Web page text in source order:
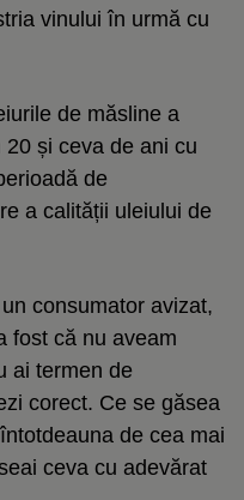
vinului în urmă cu
de măsline a
și ceva de ani cu
de
a calității uleiului de
consumator avizat,
fost că nu aveam
ai termen de
corect. Ce se găsea
de cea mai
ceva cu adevărat